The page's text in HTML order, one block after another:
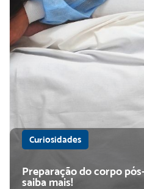
Curiosidades
Preparação do corpo
saiba mais!